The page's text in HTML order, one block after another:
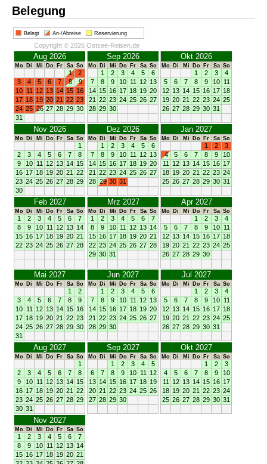
Belegung
Belegt An-/Abreise Reservierung
Copyright © 2026 Ostsee-Reisen.de
Aug 2026
Mo Di Mi Do Fr Sa So
1
2
3
4 5 6 7 8
9
10 11 12 13 14 15 16
17 18 19 20 21 22 23
24 25 26 27 28 29 30
31
Sep 2026
Mo Di Mi Do Fr Sa So
1 2 3 4 5
6
7
8 9 10 11 12 13
14 15 16 17 18 19 20
21 22 23 24 25 26 27
28 29 30
Okt 2026
Mo Di Mi Do Fr Sa So
1 2 3
4
5
6 7 8 9 10 11
12 13 14 15 16 17 18
19 20 21 22 23 24 25
26 27 28 29 30 31
Nov 2026
Mo Di Mi Do Fr Sa So
1
2
3 4 5 6 7
8
9
10 11 12 13 14 15
16 17 18 19 20 21 22
23 24 25 26 27 28 29
30
Dez 2026
Mo Di Mi Do Fr Sa So
1 2 3 4 5
6
7
8 9 10 11 12 13
14 15 16 17 18 19 20
21 22 23 24 25 26 27
28 29 30 31
Jan 2027
Mo Di Mi Do Fr Sa So
1 2
3
4
5 6 7 8 9
10
11
12 13 14 15 16 17
18 19 20 21 22 23 24
25 26 27 28 29 30 31
Feb 2027
Mo Di Mi Do Fr Sa So
1 2 3 4 5 6
7
8
9 10 11 12 13 14
15 16 17 18 19 20 21
22 23 24 25 26 27 28
Mrz 2027
Mo Di Mi Do Fr Sa So
1 2 3 4 5 6
7
8
9 10 11 12 13 14
15 16 17 18 19 20 21
22 23 24 25 26 27 28
29 30 31
Apr 2027
Mo Di Mi Do Fr Sa So
1 2 3
4
5
6 7 8 9 10 11
12 13 14 15 16 17 18
19 20 21 22 23 24 25
26 27 28 29 30
Mai 2027
Mo Di Mi Do Fr Sa So
1
2
3
4 5 6 7 8
9
10 11 12 13 14 15 16
17 18 19 20 21 22 23
24 25 26 27 28 29 30
31
Jun 2027
Mo Di Mi Do Fr Sa So
1 2 3 4 5
6
7
8 9 10 11 12 13
14 15 16 17 18 19 20
21 22 23 24 25 26 27
28 29 30
Jul 2027
Mo Di Mi Do Fr Sa So
1 2 3
4
5
6 7 8 9 10 11
12 13 14 15 16 17 18
19 20 21 22 23 24 25
26 27 28 29 30 31
Aug 2027
Mo Di Mi Do Fr Sa So
1
2
3 4 5 6 7
8
9
10 11 12 13 14 15
16 17 18 19 20 21 22
23 24 25 26 27 28 29
30 31
Sep 2027
Mo Di Mi Do Fr Sa So
1 2 3 4
5
6
7 8 9 10 11
12
13 14 15 16 17 18 19
20 21 22 23 24 25 26
27 28 29 30
Okt 2027
Mo Di Mi Do Fr Sa So
1 2
3
4
5 6 7 8 9
10
11
12 13 14 15 16 17
18 19 20 21 22 23 24
25 26 27 28 29 30 31
Nov 2027
Mo Di Mi Do Fr Sa So
1 2 3 4 5 6
7
8
9 10 11 12 13 14
15 16 17 18 19 20 21